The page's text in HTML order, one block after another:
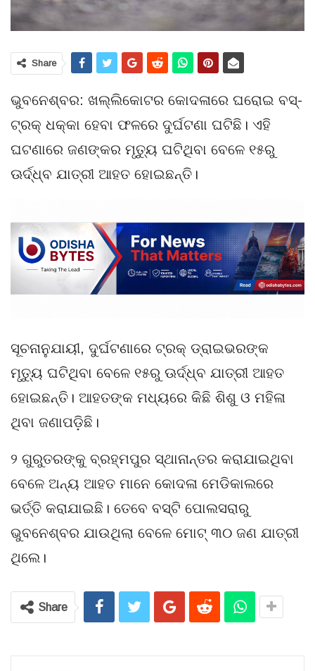
Share
ଭୁବନେଶ୍ବର: ଖଲ୍ଲିକୋଟର କୋଦଳାରେ ଘରୋଇ ବସ୍‌-
ଟ୍ରକ୍ ଧକ୍କା ହେବା ଫଳରେ ଦୁର୍ଘଟଣା ଘଟିଛି। ଏହି
ଘଟଣାରେ ଜଣଙ୍କର ମୃତ୍ୟୁ ଘଟିଥିବା ବେଳେ ୧୫ରୁ
ଊର୍ଦ୍ଧ୍ବ ଯାତ୍ରୀ ଆହତ ହୋଇଛନ୍ତି।
ସୂଚନାନୁଯାୟୀ, ଦୁର୍ଘଟଣାରେ ଟ୍ରକ୍ ଡ୍ରାଇଭରଙ୍କ
ମୃତ୍ୟୁ ଘଟିଥିବା ବେଳେ ୧୫ରୁ ଊର୍ଦ୍ଧ୍ବ ଯାତ୍ରୀ ଆହତ
ହୋଇଛନ୍ତି। ଆହତଙ୍କ ମଧ୍ୟରେ କିଛି ଶିଶୁ ଓ ମହିଳା
ଥିବା ଜଣାପଡ଼ିଛି।
୨ ଗୁରୁତରଙ୍କୁ ବ୍ରହ୍ମପୁର ସ୍ଥାନାନ୍ତର କରାଯାଇଥିବା
ବେଳେ ଅନ୍ୟ ଆହତ ମାନେ କୋଦଳା ମେଡିକାଲରେ
ଭର୍ତ୍ତି କରାଯାଇଛି। ତେବେ ବସ୍‌ଟି ପୋଲସରାରୁ
ଭୁବନେଶ୍ବର ଯାଉଥିଲା ବେଳେ ମୋଟ୍ ୩୦ ଜଣ ଯାତ୍ରୀ
ଥିଲେ।
Share